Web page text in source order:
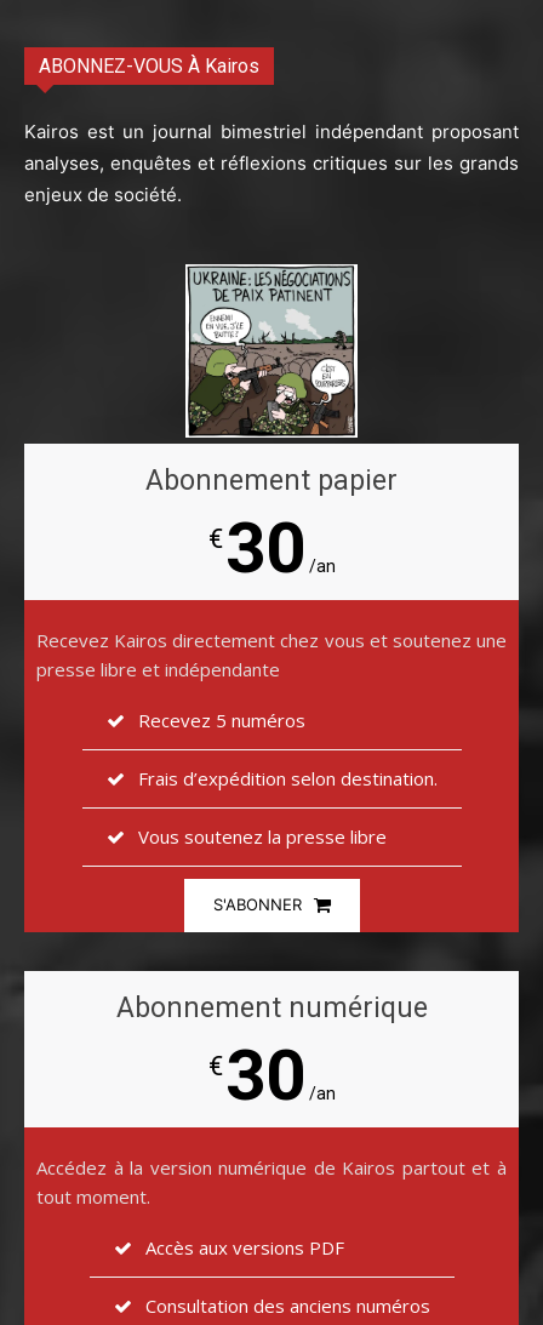
ABONNEZ-VOUS À Kairos
Kairos est un journal bimestriel indépendant proposant
analyses, enquêtes et réflexions critiques sur les grands
enjeux de société.
Abonnement papier
€30 /an
Recevez Kairos directement chez vous et soutenez une
presse libre et indépendante
Recevez 5 numéros
Frais d’expédition selon destination.
Vous soutenez la presse libre
S'ABONNER
Abonnement numérique
€30 /an
Accédez à la version numérique de Kairos partout et à
tout moment.
Accès aux versions PDF
Consultation des anciens numéros